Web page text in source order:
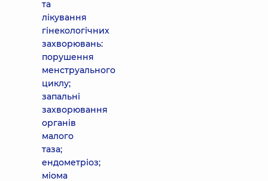
та
лікування
гінекологічних
захворювань:
порушення
менструального
циклу;
запальні
захворювання
органів
малого
таза;
ендометріоз;
міома